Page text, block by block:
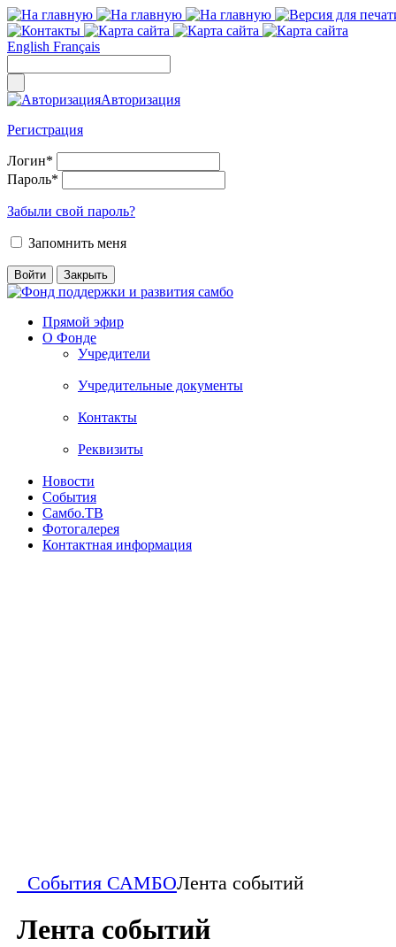
English Français
Авторизация
Регистрация
Логин*
Пароль*
Забыли свой пароль?
Запомнить меня
Прямой эфир
О Фонде
Учредители
Учредительные документы
Контакты
Реквизиты
Новости
События
Самбо.ТВ
Фотогалерея
Контактная информация
События САМБОЛента событий
Лента событий